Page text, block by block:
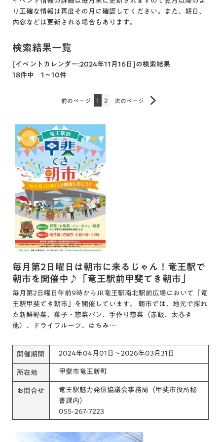
り正確な情報は再度その月に確認してください。また、期日、
内容などは更新される場合もあります。
検索結果一覧
[イベントカレンダー:2024年11月16日]の検索結果
18件中 1～10件
前のページ 1 2 次のページ
毎月第2日曜日は朝市に来るじゃん！竜王駅で
朝市を開催中♪「竜王駅前甲斐てき朝市」
毎月第2日曜日午前9時からJR竜王駅南北駅前広場において「竜
王駅甲斐てき朝市」を開催しています。 朝市では、地元で採れ
た新鮮野菜、菓子・惣菜パン、手作り惣菜（赤飯、太巻き
他）、ドライフルーツ、はちみ…
開催期間 2024年04月01日～2026年03月31日
所在地 甲斐市竜王新町
お問合せ
竜王駅魅力発信協議会事務局（甲斐市役所秘
書課内）
055-267-7223